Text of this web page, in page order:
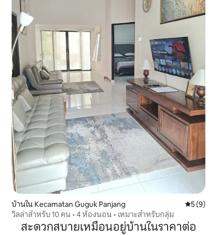
บ้านใน Kecamatan Guguk Panjang คะแนนเฉ
5 (9)
วิลล่าสำหรับ 10 คน • 4 ห้องนอน • เหมาะสำหรับกลุ่ม
สะดวกสบายเหมือนอยู่บ้านในราคาต่อ